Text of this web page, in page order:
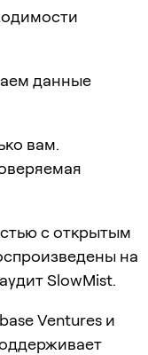
данные
вам.
с открытым
на
SlowMist.
Ventures и